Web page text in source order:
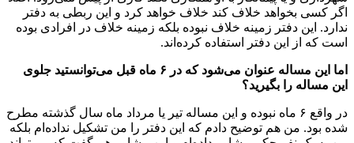
اگر کسی بخواهد خلاف کند خلاف خواهد کرد و این ربطی به دفتر
ندارد. این دفتر زمینه خلاف نبوده بلکه زمینه خلاف در افرادی بوده
است که از این دفتر استفاده کرده‌اند.
اما این مساله عنوان می‌شود که در ۶ ماه قبل می‌توانستید جلوی
این مساله را بگیرید؟
در واقع ۶ ماه نبوده و این مساله تیر یا مرداد ماه سال گذشته مطرح
شده بود. من هم توضیح دادم که این دفتر را من تشکیل نداده‌ام بلکه